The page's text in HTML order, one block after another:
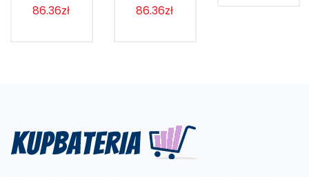
86.36zł
86.36zł